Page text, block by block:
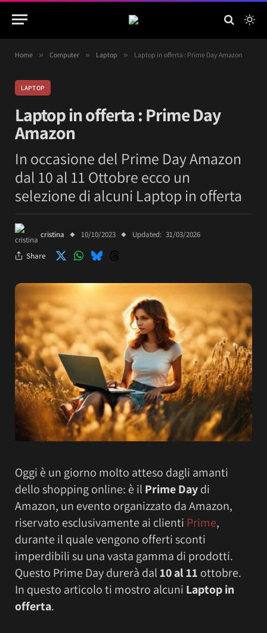
Home » Computer » Laptop » Laptop in offerta : Prime Day Amazon
LAPTOP
Laptop in offerta : Prime Day
Amazon
In occasione del Prime Day Amazon
dal 10 al 11 Ottobre ecco un
selezione di alcuni Laptop in offerta
cristina 10/10/2023 Updated: 31/03/2026
Share
Oggi è un giorno molto atteso dagli amanti
dello shopping online: è il Prime Daydi
Amazon, un evento organizzato da Amazon,
riservato esclusivamente ai clienti Prime,
durante il quale vengono offerti sconti
imperdibili su una vasta gamma di prodotti.
Questo Prime Day durerà dal10 al 11 ottobre.
In questo articolo ti mostro alcuni Laptop in
offerta.